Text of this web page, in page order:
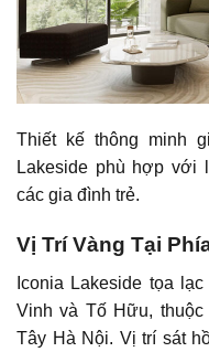
Thiết kế thông minh
Lakeside phù hợp với
các gia đình trẻ.
Vị Trí Vàng Tại
Iconia Lakeside tọa
Vinh và Tố Hữu,
Tây Hà Nội. Vị trí sát